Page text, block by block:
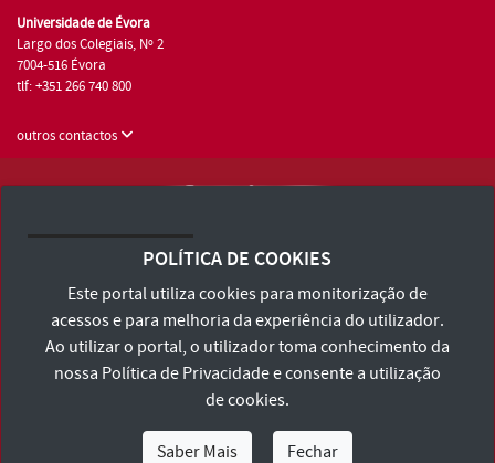
Universidade de Évora
Largo dos Colegiais, Nº 2
7004-516 Évora
tlf: +351 266 740 800
outros contactos
Consulte os Termos e Condições e Política de Privacidade
Declaração de Acessibilidade
POLÍTICA DE COOKIES
Este portal utiliza cookies para monitorização de
acessos e para melhoria da experiência do utilizador.
Ao utilizar o portal, o utilizador toma conhecimento da
nossa Política de Privacidadee consente a utilização
de cookies.
Saber Mais Fechar